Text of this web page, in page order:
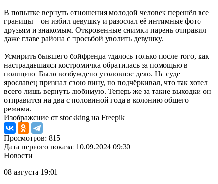
В попытке вернуть отношения молодой человек перешёл все
границы – он избил девушку и разослал её интимные фото
друзьям и знакомым. Откровенные снимки парень отправил
даже главе района с просьбой уволить девушку.
Усмирить бывшего бойфренда удалось только после того, как
настрадавшаяся костромичка обратилась за помощью в
полицию. Было возбуждено уголовное дело. На суде
ярославец признал свою вину, но подчёркивал, что так хотел
всего лишь вернуть любимую. Теперь же за такие выходки он
отправится на два с половиной года в колонию общего
режима.
Изображение от stockking на Freepik
Просмотров: 815
Дата первого показа: 10.09.2024 09:30
Новости
08 августа 19:01